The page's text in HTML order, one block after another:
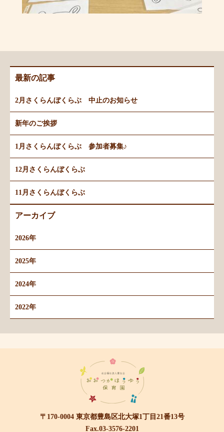
最新の記事
2月さくらんぼくらぶ 中止のお知らせ
新年のご挨拶
1月さくらんぼくらぶ 参加者募集♪
12月さくらんぼくらぶ
11月さくらんぼくらぶ
アーカイブ
2026年
2025年
2024年
2022年
〒170-0004 東京都豊島区北大塚1丁目21番13号
Fax.03-3576-2201